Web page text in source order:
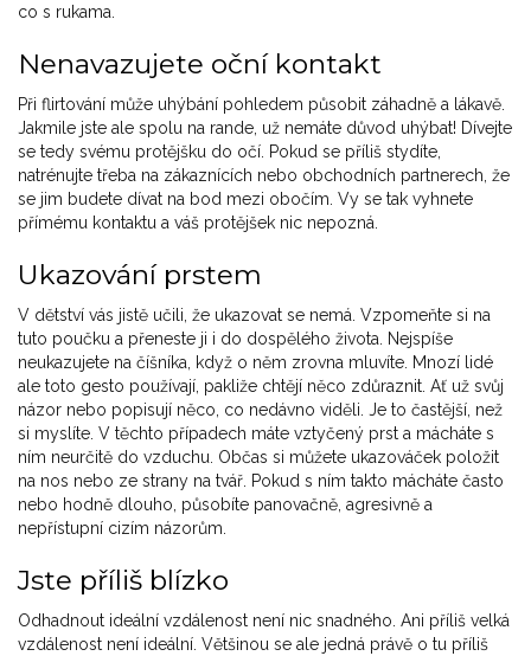
co s rukama.
Nenavazujete oční kontakt
Při flirtování může uhýbání pohledem působit záhadně a lákavě.
Jakmile jste ale spolu na rande, už nemáte důvod uhýbat! Dívejte
se tedy svému protějšku do očí. Pokud se příliš stydíte,
natrénujte třeba na zákaznících nebo obchodních partnerech, že
se jim budete dívat na bod mezi obočím. Vy se tak vyhnete
přímému kontaktu a váš protějšek nic nepozná.
Ukazování prstem
V dětství vás jistě učili, že ukazovat se nemá. Vzpomeňte si na
tuto poučku a přeneste ji i do dospělého života. Nejspíše
neukazujete na číšníka, když o něm zrovna mluvíte. Mnozí lidé
ale toto gesto používají, pakliže chtějí něco zdůraznit. Ať už svůj
názor nebo popisují něco, co nedávno viděli. Je to častější, než
si myslíte. V těchto případech máte vztyčený prst a mácháte s
ním neurčitě do vzduchu. Občas si můžete ukazováček položit
na nos nebo ze strany na tvář. Pokud s ním takto mácháte často
nebo hodně dlouho, působíte panovačně, agresivně a
nepřístupní cizím názorům.
Jste příliš blízko
Odhadnout ideální vzdálenost není nic snadného. Ani příliš velká
vzdálenost není ideální. Většinou se ale jedná právě o tu příliš